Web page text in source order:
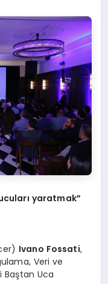
yaratmak”
Ivano Fossati,
Veri ve
Baştan Uca